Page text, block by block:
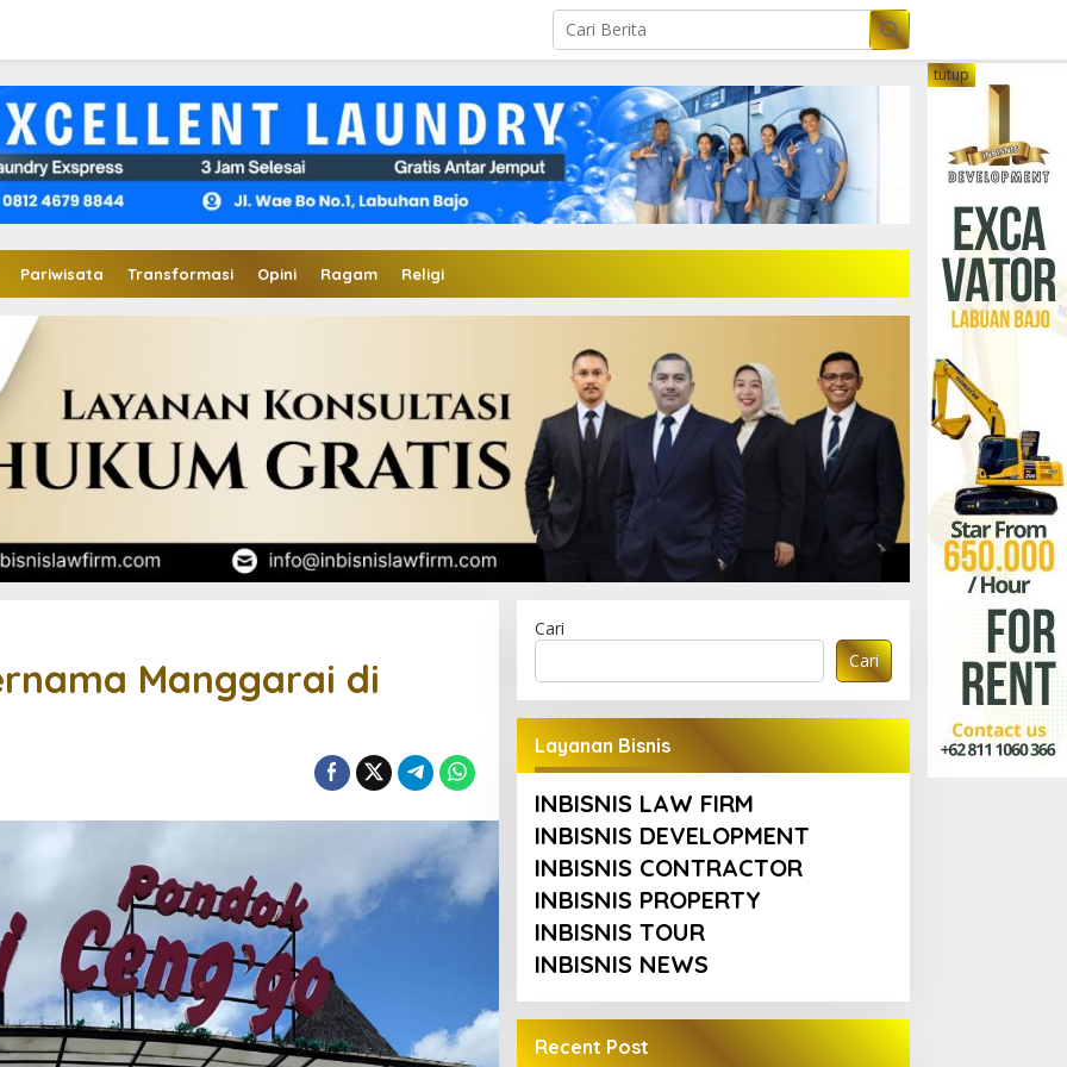
Pariwisata Transformasi Opini Ragam Religi
tutup
Manggarai di
Cari
Cari
Layanan Bisnis
INBISNIS LAW FIRM
INBISNIS DEVELOPMENT
INBISNIS CONTRACTOR
INBISNIS PROPERTY
INBISNIS TOUR
INBISNIS NEWS
Recent Post